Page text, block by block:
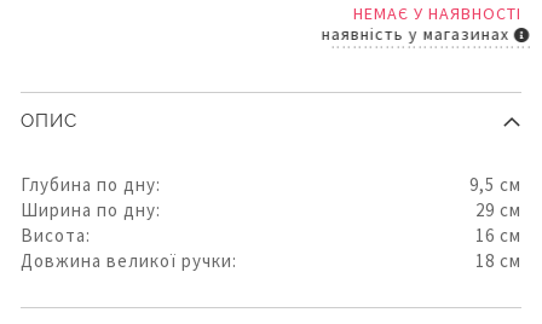
НЕМАЄ У НАЯВНОСТІ
наявність у магазинах
ОПИС
Глубина по дну:
9,5 см
Ширина по дну:
29 см
Висота:
16 см
Довжина великої ручки:
18 см